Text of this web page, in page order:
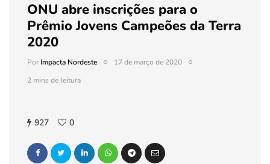
ONU abre inscrições para o
Prêmio Jovens Campeões da Terra
2020
PorImpacta Nordeste
17 de março de 2020
2 mins de leitura
927 0